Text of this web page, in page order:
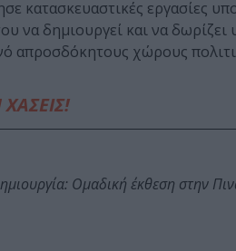
κατασκευαστικές εργασίες
να δημιουργεί και να δωρίζει
απροσδόκητους χώρους
Ομαδική έκθεση στην